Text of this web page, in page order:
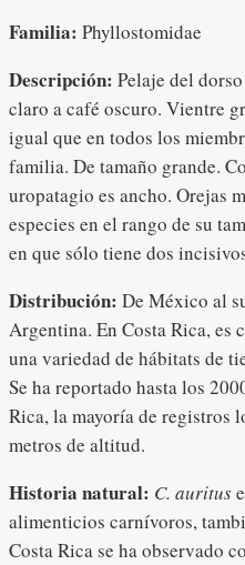
Familia: Phyllostomidae
Descripción: Pelaje del
claro a café oscuro. Vientre
igual que en todos los
familia. De tamaño grande.
uropatagio es ancho. Orejas
especies en el rango de su
en que sólo tiene dos
Distribución: De México al
Argentina. En Costa Rica, es
una variedad de hábitats de
Se ha reportado hasta los
Rica, la mayoría de registros
metros de altitud.
Historia natural: C. auritus
alimenticios carnívoros,
Costa Rica se ha observado